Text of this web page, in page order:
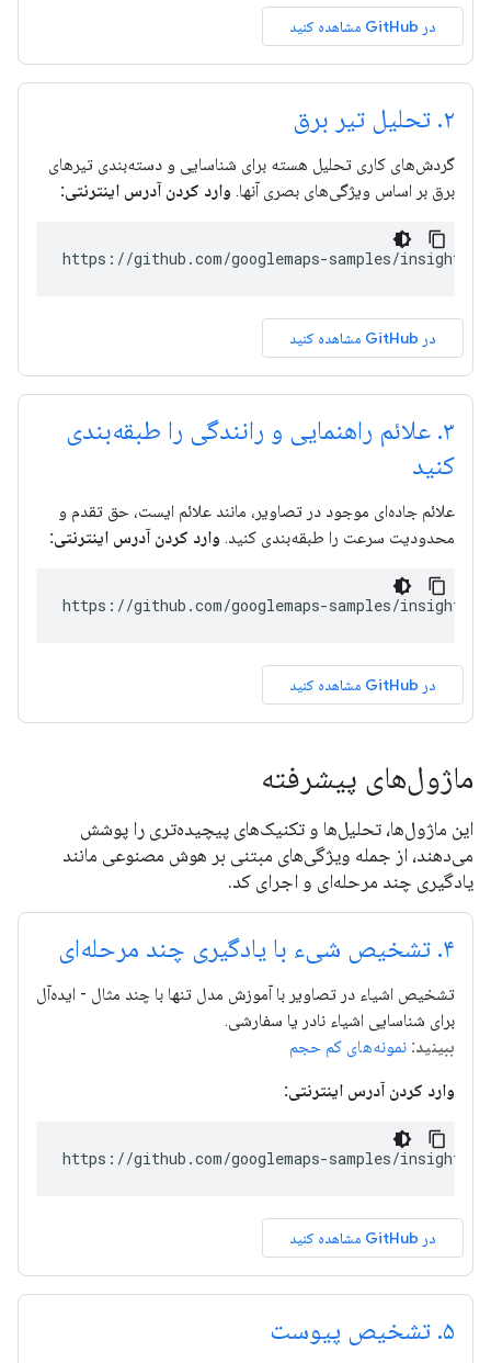
در GitHub مشاهده کنید
۲. تحلیل تیر برق
گردش‌های کاری تحلیل هسته برای شناسایی و دسته‌بندی تیرهای
برق بر اساس ویژگی‌های بصری آنها. وارد کردن آدرس اینترنتی:
https://github.com/googlemaps-samples/
در GitHub مشاهده کنید
۳. علائم راهنمایی و رانندگی را طبقه‌بندی
کنید
علائم جاده‌ای موجود در تصاویر، مانند علائم ایست، حق تقدم و
محدودیت سرعت را طبقه‌بندی کنید. وارد کردن آدرس اینترنتی:
https://github.com/googlemaps-samples/
در GitHub مشاهده کنید
ماژول‌های پیشرفته
این ماژول‌ها، تحلیل‌ها و تکنیک‌های پیچیده‌تری را پوشش
می‌دهند، از جمله ویژگی‌های مبتنی بر هوش مصنوعی مانند
یادگیری چند مرحله‌ای و اجرای کد.
۴. تشخیص شیء با یادگیری چند مرحله‌ای
تشخیص اشیاء در تصاویر با آموزش مدل تنها با چند مثال - ایده‌آل
برای شناسایی اشیاء نادر یا سفارشی.
ببینید: نمونه‌های کم حجم
وارد کردن آدرس اینترنتی:
https://github.com/googlemaps-samples/insights-
در GitHub مشاهده کنید
۵. تشخیص پیوست